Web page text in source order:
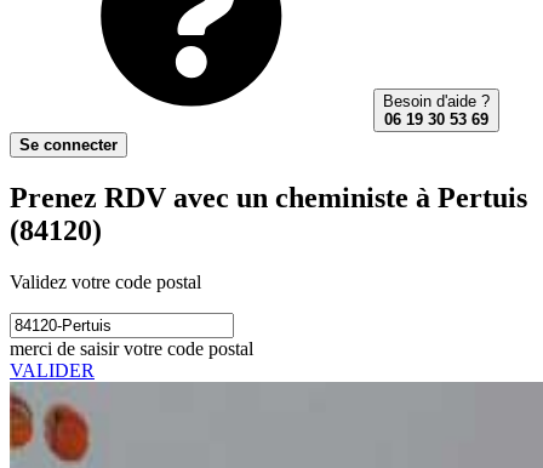
Besoin d'aide ?
06 19 30 53 69
Se connecter
Prenez RDV avec un cheministe à Pertuis
(84120)
Validez votre code postal
merci de saisir votre code postal
VALIDER